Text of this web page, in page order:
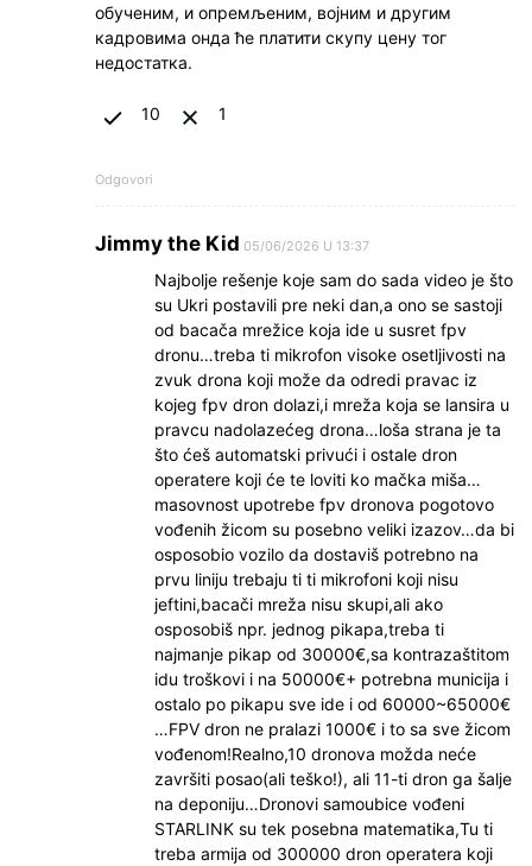
обученим, и опремљеним, војним и другим
кадровима онда ће платити скупу цену тог
недостатка.
10 1
Odgovori
Jimmy the Kid 05/06/2026 U 13:37
Najbolje rešenje koje sam do sada video je što
su Ukri postavili pre neki dan,a ono se sastoji
od bacača mrežice koja ide u susret fpv
dronu…treba ti mikrofon visoke osetljivosti na
zvuk drona koji može da odredi pravac iz
kojeg fpv dron dolazi,i mreža koja se lansira u
pravcu nadolazećeg drona…loša strana je ta
što ćeš automatski privući i ostale dron
operatere koji će te loviti ko mačka miša…
masovnost upotrebe fpv dronova pogotovo
vođenih žicom su posebno veliki izazov…da bi
osposobio vozilo da dostaviš potrebno na
prvu liniju trebaju ti ti mikrofoni koji nisu
jeftini,bacači mreža nisu skupi,ali ako
osposobiš npr. jednog pikapa,treba ti
najmanje pikap od 30000€,sa kontrazaštitom
idu troškovi i na 50000€+ potrebna municija i
ostalo po pikapu sve ide i od 60000~65000€
…FPV dron ne pralazi 1000€ i to sa sve žicom
vođenom!Realno,10 dronova možda neće
završiti posao(ali teško!), ali 11-ti dron ga šalje
na deponiju…Dronovi samoubice vođeni
STARLINK su tek posebna matematika,Tu ti
treba armija od 300000 dron operatera koji